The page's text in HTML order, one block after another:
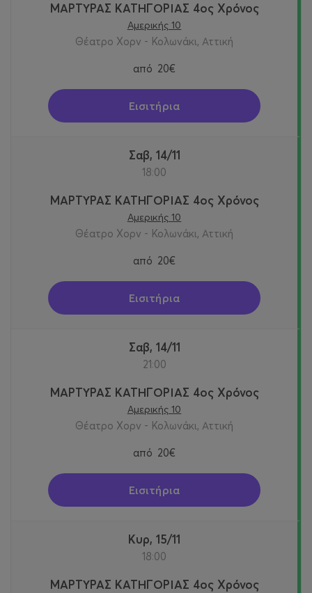
ΜΑΡΤΥΡΑΣ ΚΑΤΗΓΟΡΙΑΣ 4ος Χρόνος
Αμερικής 10
Θέατρο Χορν - Κολωνάκι, Αττική
από 20€
Εισιτήρια
Σαβ, 14/11
18:00
ΜΑΡΤΥΡΑΣ ΚΑΤΗΓΟΡΙΑΣ 4ος Χρόνος
Αμερικής 10
Θέατρο Χορν - Κολωνάκι, Αττική
από 20€
Εισιτήρια
Σαβ, 14/11
21:00
ΜΑΡΤΥΡΑΣ ΚΑΤΗΓΟΡΙΑΣ 4ος Χρόνος
Αμερικής 10
Θέατρο Χορν - Κολωνάκι, Αττική
από 20€
Εισιτήρια
Κυρ, 15/11
18:00
ΜΑΡΤΥΡΑΣ ΚΑΤΗΓΟΡΙΑΣ 4ος Χρόνος